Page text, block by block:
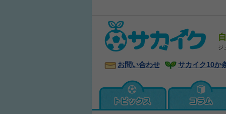
ジ
お問い合わせ サカイク10か